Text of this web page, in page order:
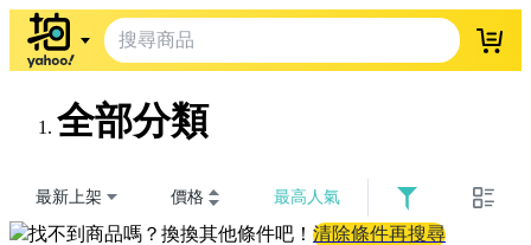
登入
全部分類
最新上架 價格 最高人氣
找不到商品嗎？換換其他條件吧！ 清除條件再搜尋